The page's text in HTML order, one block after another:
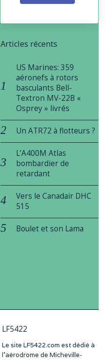
Articles récents
US Marines: 359
aéronefs à rotors
basculants Bell-
Textron MV-22B «
Osprey » livrés
Un ATR72 à flotteurs ?
L’A400M Atlas
bombardier de
retardant
Vers le Canadair DHC
515
Boulet et son Lama
LF5422
Le site LF5422.com est dédié à
l’aérodrome de Micheville-